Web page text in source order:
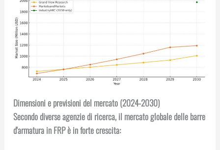
Dimensioni e previsioni del mercato (2024-2030)
Secondo diverse agenzie di ricerca, il mercato globale delle barre
d'armatura in FRP è in forte crescita: